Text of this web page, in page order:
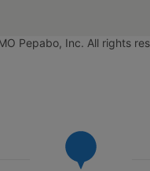
Pepabo, Inc. All rights